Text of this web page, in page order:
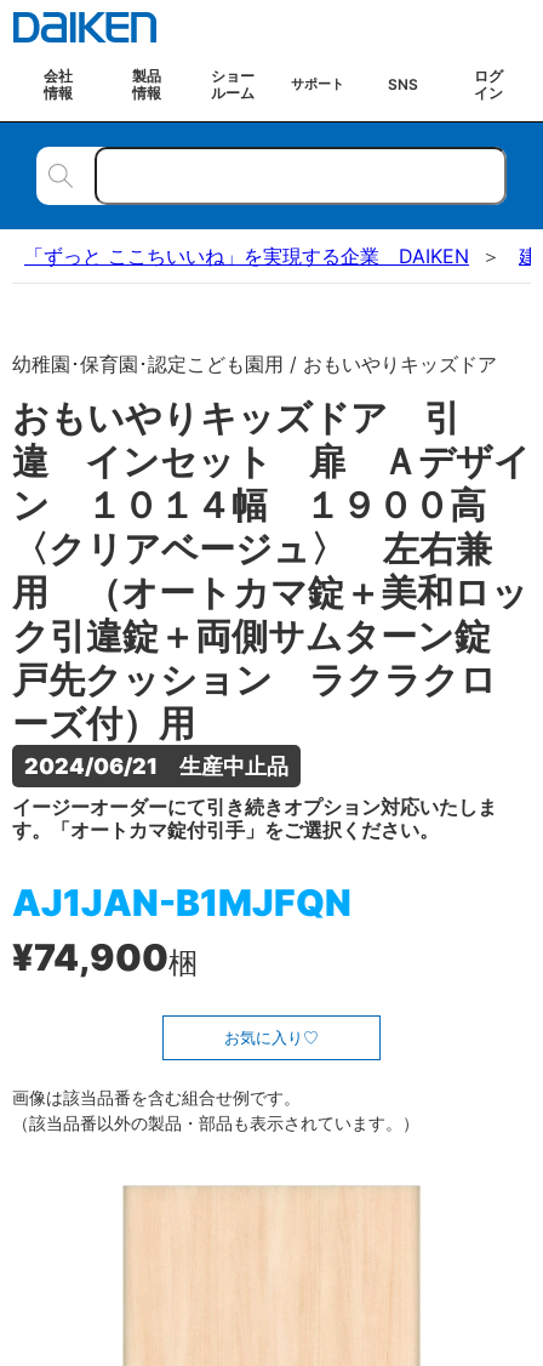
会社
情報
製品
情報
ショー
ルーム
サポート SNS
ログ
イン
「ずっと ここちいいね」を実現する企業 DAIKEN 建
幼稚園･保育園･認定こども園用 / おもいやりキッズドア
おもいやりキッズドア 引
違 インセット 扉 Ａデザイ
ン １０１４幅 １９００高
〈クリアベージュ〉 左右兼
用 （オートカマ錠＋美和ロッ
ク引違錠＋両側サムターン錠
戸先クッション ラクラクロ
ーズ付）用
2024/06/21　生産中止品
イージーオーダーにて引き続きオプション対応いたしま
す。「オートカマ錠付引手」をご選択ください。
AJ1JAN-B1MJFQN
¥74,900梱
お気に入り
画像は該当品番を含む組合せ例です。
（該当品番以外の製品・部品も表示されています。）